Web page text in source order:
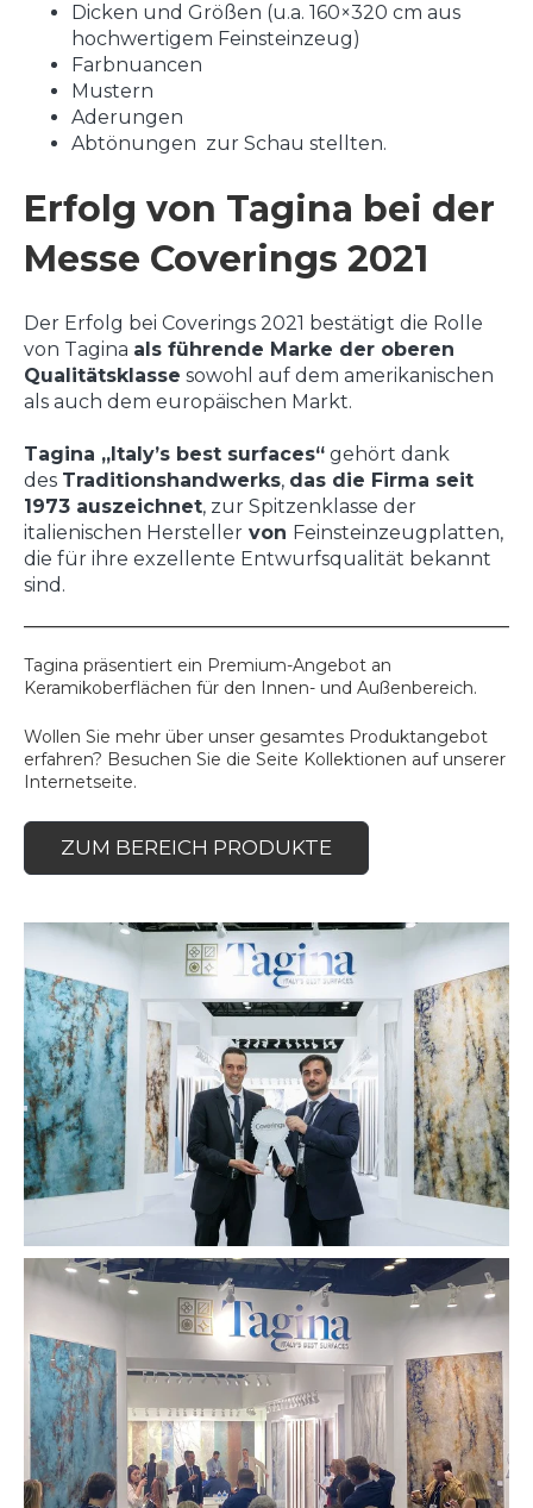
Dicken und Größen (u.a. 160×320 cm aus
hochwertigem Feinsteinzeug)
Farbnuancen
Mustern
Aderungen
Abtönungen zur Schau stellten.
Erfolg von Tagina bei der
Messe Coverings 2021
Der Erfolg bei Coverings 2021 bestätigt die Rolle
von Tagina als führende Marke der oberen
Qualitätsklasse sowohl auf dem amerikanischen
als auch dem europäischen Markt.
Tagina „Italy’s best surfaces“ gehört dank
des Traditionshandwerks, das die Firma seit
1973 auszeichnet, zur Spitzenklasse der
italienischen Hersteller von Feinsteinzeugplatten,
die für ihre exzellente Entwurfsqualität bekannt
sind.
Tagina präsentiert ein Premium-Angebot an
Keramikoberflächen für den Innen- und Außenbereich.
Wollen Sie mehr über unser gesamtes Produktangebot
erfahren? Besuchen Sie die Seite Kollektionen auf unserer
Internetseite.
ZUM BEREICH PRODUKTE